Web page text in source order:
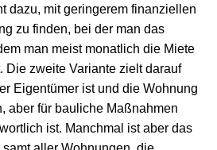
dazu, mit geringerem finanziellen
zu finden, bei der man das
man meist monatlich die Miete
Die zweite Variante zielt darauf
Eigentümer ist und die Wohnung
aber für bauliche Maßnahmen
ist. Manchmal ist aber das